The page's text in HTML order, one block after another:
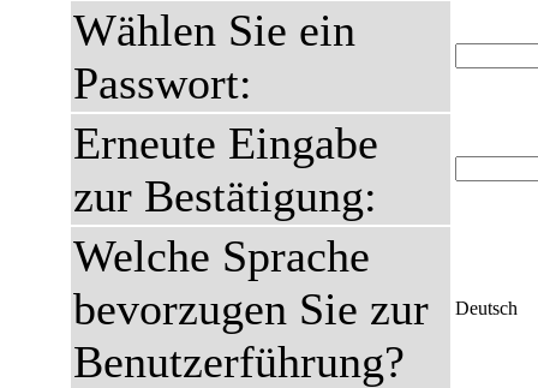
Wählen Sie ein
Passwort:
Erneute Eingabe
zur Bestätigung:
Welche Sprache
bevorzugen Sie zur
Benutzerführung?
Deutsch